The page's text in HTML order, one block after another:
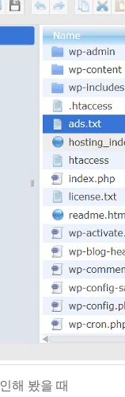
해 봤을 때